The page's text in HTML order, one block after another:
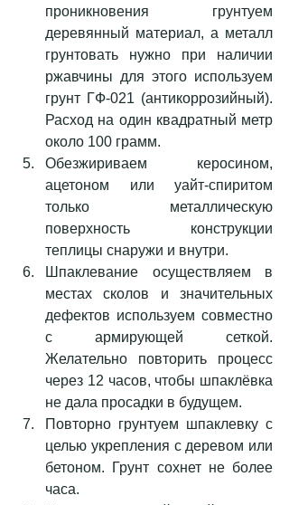
проникновения грунтуем
деревянный материал, а металл
грунтовать нужно при наличии
ржавчины для этого используем
грунт ГФ-021 (антикоррозийный).
Расход на один квадратный метр
около 100 грамм.
Обезжириваем керосином,
ацетоном или уайт-спиритом
только металлическую
поверхность конструкции
теплицы снаружи и внутри.
Шпаклевание осуществляем в
местах сколов и значительных
дефектов используем совместно
с армирующей сеткой.
Желательно повторить процесс
через 12 часов, чтобы шпаклёвка
не дала просадки в будущем.
Повторно грунтуем шпаклевку с
целью укрепления с деревом или
бетоном. Грунт сохнет не более
часа.